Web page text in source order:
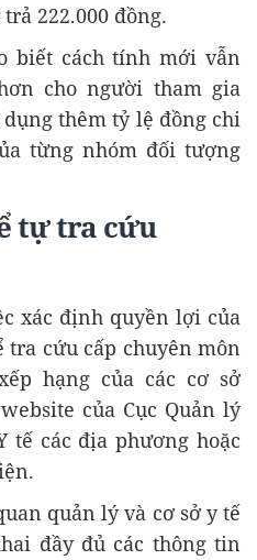
222.000 đồng.
biết cách tính mới vẫn
cho người tham gia
thêm tỷ lệ đồng chi
từng nhóm đối tượng
tự tra cứu
xác định quyền lợi của
cứu cấp chuyên môn
hạng của các cơ sở
của Cục Quản lý
tế các địa phương hoặc
quản lý và cơ sở y tế
đầy đủ các thông tin